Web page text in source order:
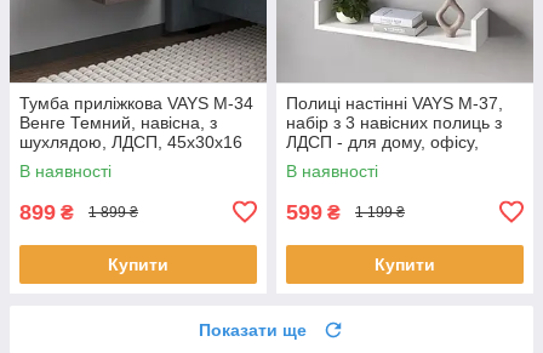
Тумба приліжкова VAYS M-34
Венге Темний, навісна, з
шухлядою, ЛДСП, 45х30х16
см – для спальні
В наявності
899 ₴ 1 899 ₴
Купити
Полиці настінні VAYS M-37,
набір з 3 навісних полиць з
ЛДСП - для дому, офісу,
вітальні
В наявності
599 ₴ 1 199 ₴
Купити
Показати ще